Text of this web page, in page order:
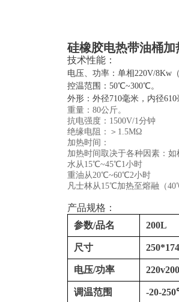
硅橡胶电热带油桶加
技术性能：
电压、功率：单相220V/8Kw
控温范围：50℃~300℃。
外形：外径710毫米，内径
重量：80公斤。
抗电强度：1500V/1分钟
绝缘电阻：＞1.5ΜΩ
加热时间：
加热时间取决于各种因素：
水从15℃~45℃1小时
重油从20℃~60℃2小时
凡士林从15℃加热至熔融（
产品规格：
参数/品名
200L
尺寸
电压/功率
调温范围 -20-